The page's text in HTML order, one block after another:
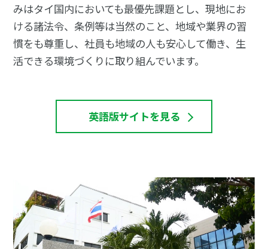
みはタイ国内においても最優先課題とし、現地にお
ける諸法令、条例等は当然のこと、地域や業界の習
慣をも尊重し、社員も地域の人も安心して働き、生
活できる環境づくりに取り組んでいます。
英語版サイトを見る